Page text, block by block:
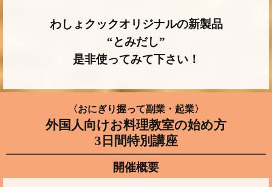
わしょクックオリジナルの新製品
“とみだし”
是非使ってみて下さい！
〈おにぎり握って副業・起業〉
外国人向けお料理教室の始め方
3日間特別講座
開催概要